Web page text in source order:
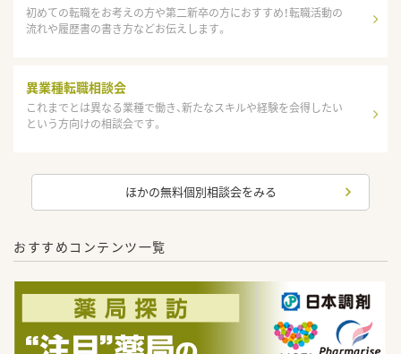
初めての転職をお考えの方や第二新卒の方におすすめ！転職活動の
流れや履歴書の書き方などお伝えします。
異業種転職相談会
これまでとは異なる業種で働き、新たなスキルや経験を会得したい
という方向けの相談会です。
ほかの無料個別相談会をみる
おすすめコンテンツ一覧